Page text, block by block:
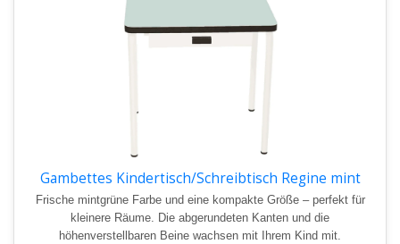
Gambettes Kindertisch/Schreibtisch Regine mint
Frische mintgrüne Farbe und eine kompakte Größe – perfekt für
kleinere Räume. Die abgerundeten Kanten und die
höhenverstellbaren Beine wachsen mit Ihrem Kind mit.